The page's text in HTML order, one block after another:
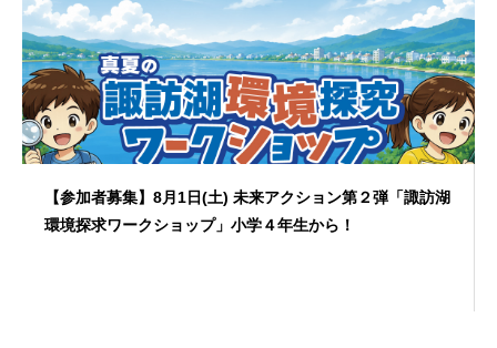
【参加者募集】8月1日(土) 未来アクション第２弾「諏訪湖
環境探求ワークショップ」小学４年生から！